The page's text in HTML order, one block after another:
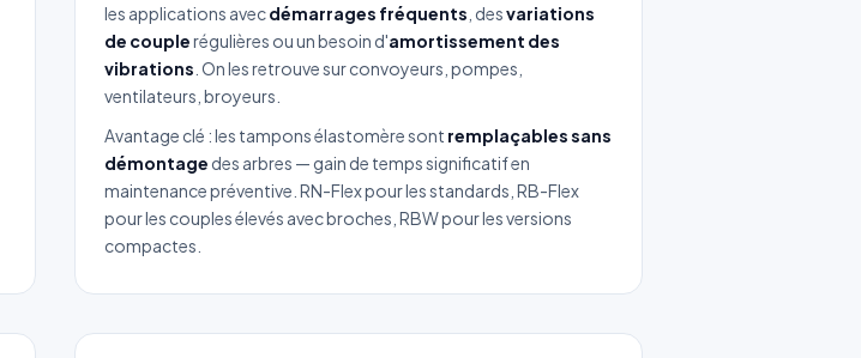
les applications avecdémarrages fréquents , desvariations
de couplerégulières ou un besoin d'amortissement des
vibrations . On les retrouve sur convoyeurs, pompes,
ventilateurs, broyeurs.
Avantage clé : les tampons élastomère sont remplaçables sans
démontage des arbres — gain de temps significatif en
maintenance préventive. RN-Flex pour les standards, RB-Flex
pour les couples élevés avec broches, RBW pour les versions
compactes.